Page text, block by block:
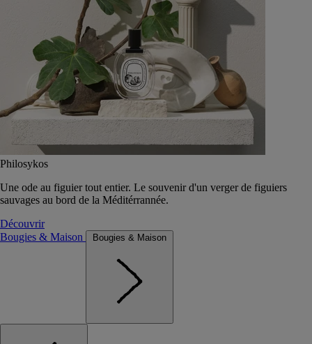
Philosykos
Une ode au figuier tout entier. Le souvenir d'un verger de figuiers
sauvages au bord de la Méditérrannée.
Découvrir
Bougies & Maison
Bougies & Maison